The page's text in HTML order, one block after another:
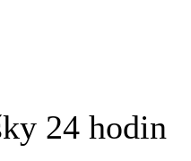
24 hodin